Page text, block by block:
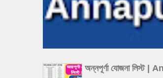
অন্নপূর্ণা যোজনা